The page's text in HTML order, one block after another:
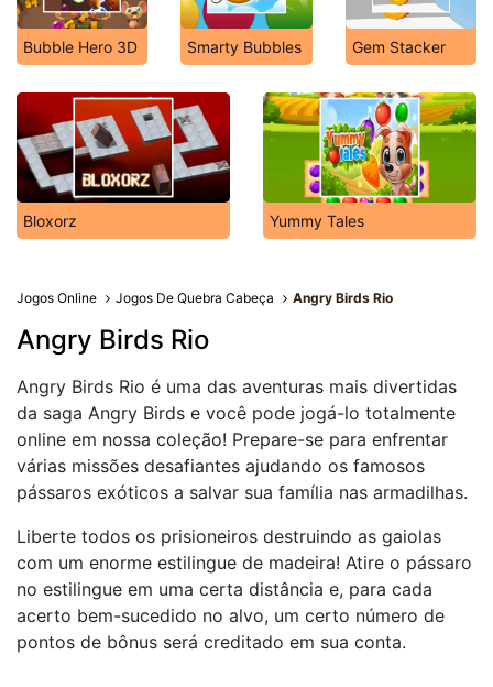
Bubble Hero 3D Smarty Bubbles Gem Stacker
Bloxorz Yummy Tales
Jogos Online Jogos De Quebra Cabeça Angry Birds Rio
Angry Birds Rio
Angry Birds Rio é uma das aventuras mais divertidas
da saga Angry Birds e você pode jogá-lo totalmente
online em nossa coleção! Prepare-se para enfrentar
várias missões desafiantes ajudando os famosos
pássaros exóticos a salvar sua família nas armadilhas.
Liberte todos os prisioneiros destruindo as gaiolas
com um enorme estilingue de madeira! Atire o pássaro
no estilingue em uma certa distância e, para cada
acerto bem-sucedido no alvo, um certo número de
pontos de bônus será creditado em sua conta.